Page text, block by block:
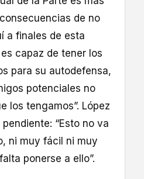
de no
a finales de esta
capaz de tener los
para su autodefensa,
potenciales no
los tengamos”. López
“Esto no va
ni muy fácil ni muy
ponerse a ello”.